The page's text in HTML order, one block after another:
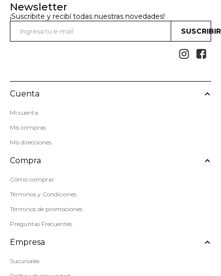
Newsletter
¡Suscribite y recibí todas nuestras novedades!
 
Cuenta
Mi cuenta
Mis compras
Mis direcciones
Compra
Cómo comprar
Términos y Condiciones
Términos de promociones
Preguntas Frecuentes
Empresa
Sucursales